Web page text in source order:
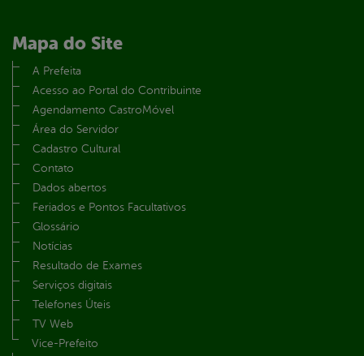
Mapa do Site
A Prefeita
Acesso ao Portal do Contribuinte
Agendamento CastroMóvel
Área do Servidor
Cadastro Cultural
Contato
Dados abertos
Feriados e Pontos Facultativos
Glossário
Notícias
Resultado de Exames
Serviços digitais
Telefones Úteis
TV Web
Vice-Prefeito